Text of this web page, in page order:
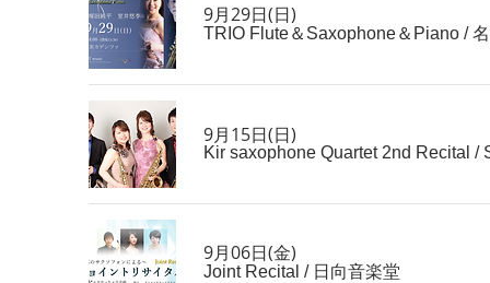
9月29日(日)
TRIO Flute＆Saxophone＆Piano /
9月15日(日)
Kir saxophone Quartet 2nd Recital /
9月06日(金)
Joint Recital / 日向音楽堂